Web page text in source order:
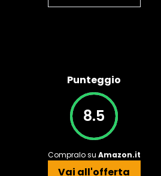
Punteggio
8.5
Compralo su Amazon.it
Vai all'offerta